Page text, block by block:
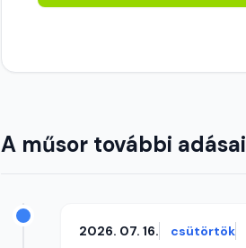
A műsor további adásai
2026. 07. 16. csütörtök